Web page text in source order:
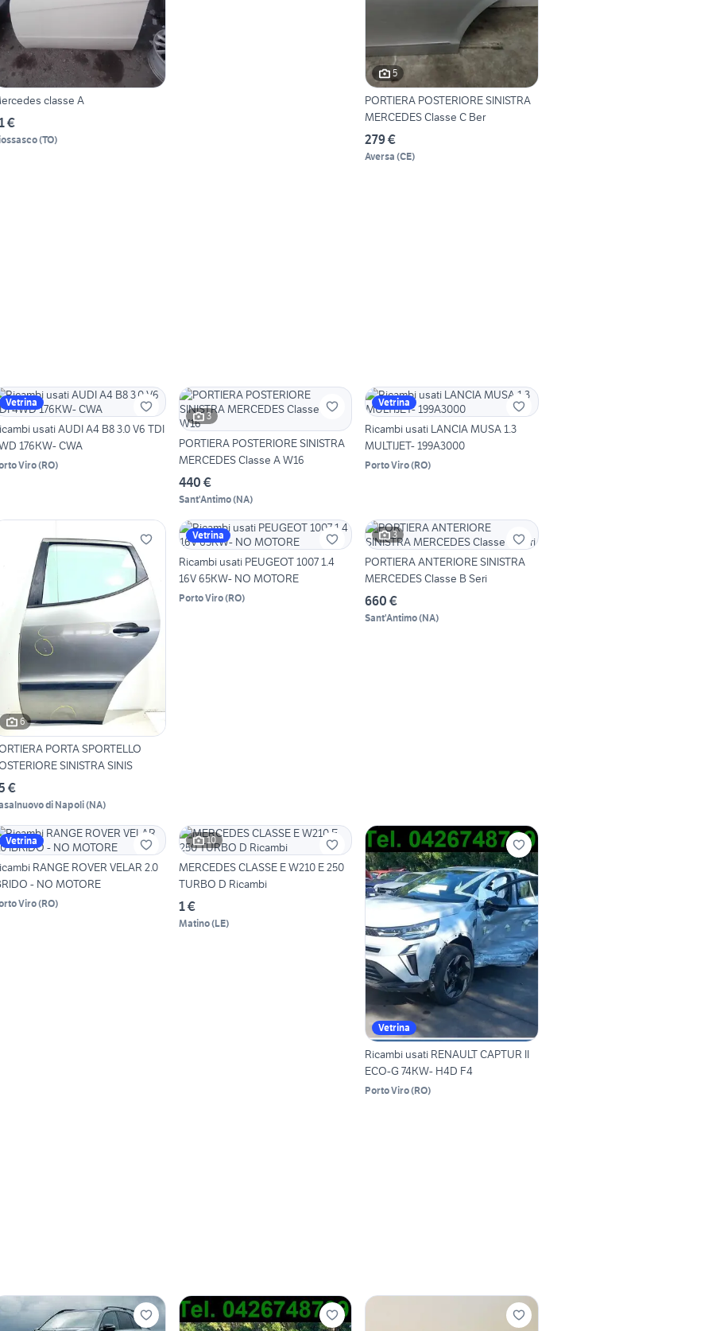
classe A
€
(TO)
5
PORTIERA POSTERIORE SINISTRA
MERCEDES Classe C Ber
279 €
Aversa (CE)
Vetrina
usati AUDI A4 B8 3.0 V6 TDI
176KW- CWA
Viro(RO)
3
PORTIERA POSTERIORE SINISTRA
MERCEDES Classe A W16
440 €
Sant'Antimo(NA)
Vetrina
Ricambi usati LANCIA MUSA 1.3
MULTIJET- 199A3000
Porto Viro(RO)
6
PORTA SPORTELLO
SINISTRA SINIS
€
di Napoli(NA)
Vetrina
Ricambi usati PEUGEOT 1007 1.4
16V 65KW- NO MOTORE
Porto Viro(RO)
3
PORTIERA ANTERIORE SINISTRA
MERCEDES Classe B Seri
660 €
Sant'Antimo(NA)
Vetrina
RANGE ROVER VELAR 2.0
- NO MOTORE
Viro(RO)
10
MERCEDES CLASSE E W210 E 250
TURBO D Ricambi
1 €
Matino(LE)
Vetrina
Ricambi usati RENAULT CAPTUR II
ECO-G 74KW- H4D F4
Porto Viro(RO)